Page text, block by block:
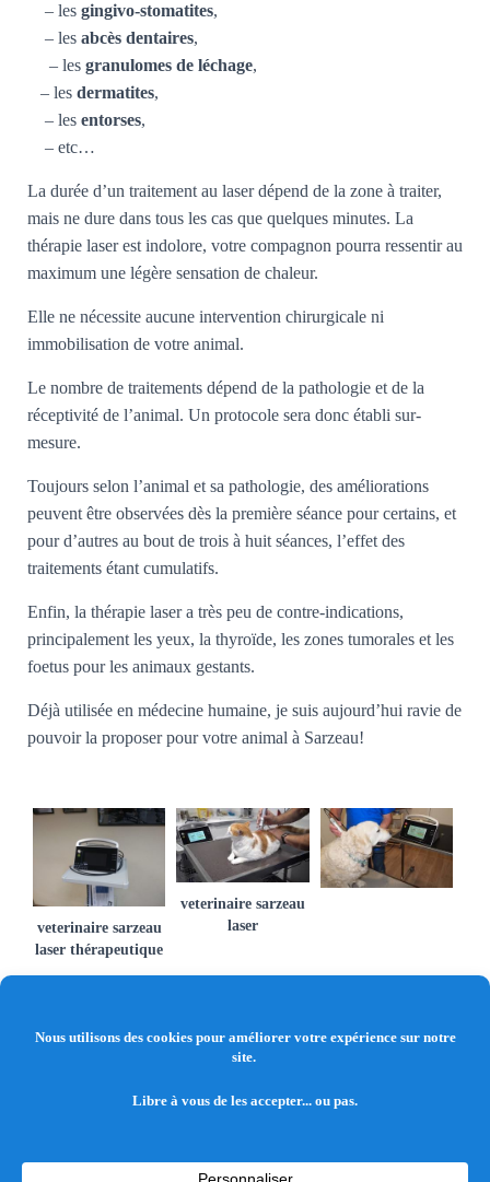
– les gingivo-stomatites,
– les abcès dentaires,
– les granulomes de léchage,
– les dermatites,
– les entorses,
– etc…
La durée d’un traitement au laser dépend de la zone à traiter,
mais ne dure dans tous les cas que quelques minutes. La
thérapie laser est indolore, votre compagnon pourra ressentir au
maximum une légère sensation de chaleur.
Elle ne nécessite aucune intervention chirurgicale ni
immobilisation de votre animal.
Le nombre de traitements dépend de la pathologie et de la
réceptivité de l’animal. Un protocole sera donc établi sur-
mesure.
Toujours selon l’animal et sa pathologie, des améliorations
peuvent être observées dès la première séance pour certains, et
pour d’autres au bout de trois à huit séances, l’effet des
traitements étant cumulatifs.
Enfin, la thérapie laser a très peu de contre-indications,
principalement les yeux, la thyroïde, les zones tumorales et les
foetus pour les animaux gestants.
Déjà utilisée en médecine humaine, je suis aujourd’hui ravie de
pouvoir la proposer pour votre animal à Sarzeau!
veterinaire sarzeau
laser thérapeutique
veterinaire sarzeau
laser